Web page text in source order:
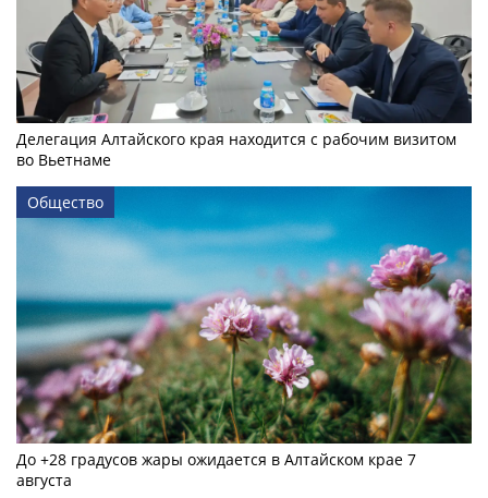
Делегация Алтайского края находится с рабочим визитом
во Вьетнаме
Общество
До +28 градусов жары ожидается в Алтайском крае 7
августа